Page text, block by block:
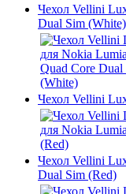
Чехол Vellini
Dual Sim (White)
Чехол Vellini
Чехол Vellini
Dual Sim (Red)